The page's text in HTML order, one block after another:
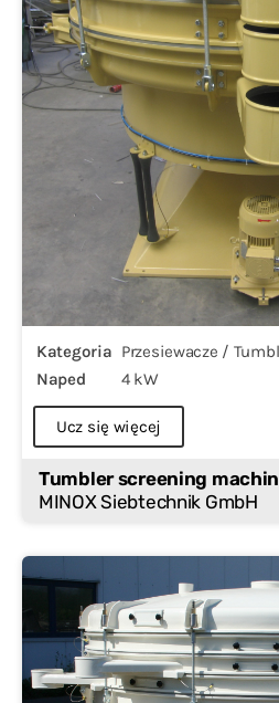
Kategoria Przesiewacze /
Naped
4 kW
Ucz się więcej
Tumbler screening
MINOX Siebtechnik GmbH